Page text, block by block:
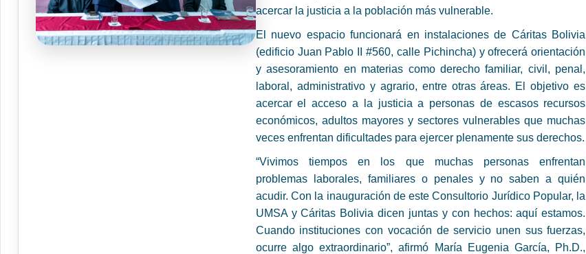
acercar la justicia a la población más vulnerable.
El nuevo espacio funcionará en instalaciones de Cáritas Bolivia
(edificio Juan Pablo II #560, calle Pichincha) y ofrecerá orientación
y asesoramiento en materias como derecho familiar, civil, penal,
laboral, administrativo y agrario, entre otras áreas. El objetivo es
acercar el acceso a la justicia a personas de escasos recursos
económicos, adultos mayores y sectores vulnerables que muchas
veces enfrentan dificultades para ejercer plenamente sus derechos.
“Vivimos tiempos en los que muchas personas enfrentan
problemas laborales, familiares o penales y no saben a quién
acudir. Con la inauguración de este Consultorio Jurídico Popular, la
UMSA y Cáritas Bolivia dicen juntas y con hechos: aquí estamos.
Cuando instituciones con vocación de servicio unen sus fuerzas,
ocurre algo extraordinario”, afirmó María Eugenia García, Ph.D.,